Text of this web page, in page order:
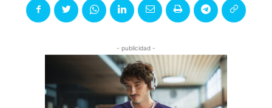
- publicidad -